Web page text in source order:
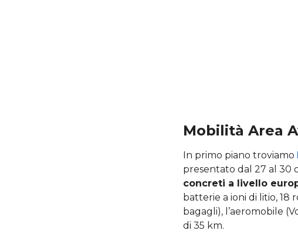
Mobilità Area
In primo piano troviamo
presentato dal 27 al 30
concreti a livello
batterie a ioni di litio, 18
bagagli), l’aeromobile
di 35 km.